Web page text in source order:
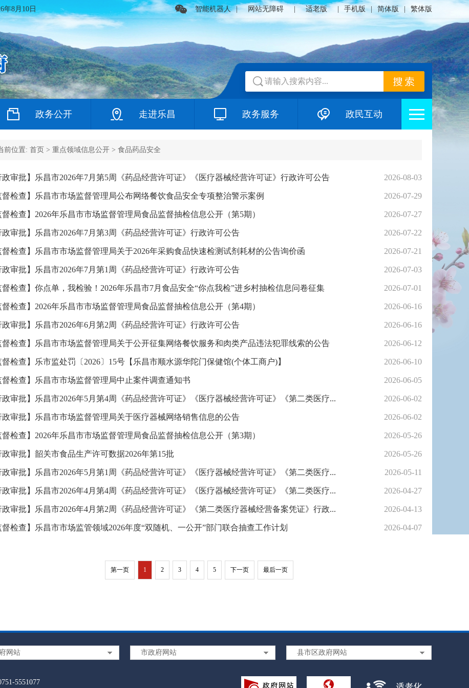
年8月10日 智能机器人 | 网站无障碍 适老版 手机版 简体版 繁体版
政务公开 走进乐昌 政务服务 政民互动
前位置: 首页 > 重点领域信息公开 > 食品药品安全
2026-08-03
政审批】乐昌市2026年7月第5周《药品经营许可证》《医疗器械经营许可证》行政许可公告
2026-07-29
督检查】乐昌市市场监督管理局公布网络餐饮食品安全专项整治警示案例
2026-07-27
督检查】2026年乐昌市市场监督管理局食品监督抽检信息公开（第5期）
2026-07-22
政审批】乐昌市2026年7月第3周《药品经营许可证》行政许可公告
2026-07-21
督检查】乐昌市市场监督管理局关于2026年采购食品快速检测试剂耗材的公告询价函
2026-07-03
政审批】乐昌市2026年7月第1周《药品经营许可证》行政许可公告
2026-07-01
督检查】你点单，我检验！2026年乐昌市7月食品安全“你点我检”进乡村抽检信息问卷征集
2026-06-16
督检查】2026年乐昌市市场监督管理局食品监督抽检信息公开（第4期）
2026-06-16
政审批】乐昌市2026年6月第2周《药品经营许可证》行政许可公告
2026-06-12
督检查】乐昌市市场监督管理局关于公开征集网络餐饮服务和肉类产品违法犯罪线索的公告
2026-06-10
督检查】乐市监处罚〔2026〕15号【乐昌市顺水源华陀门保健馆(个体工商户)】
2026-06-05
督检查】乐昌市市场监督管理局中止案件调查通知书
2026-06-02
政审批】乐昌市2026年5月第4周《药品经营许可证》《医疗器械经营许可证》《第二类医疗...
2026-06-02
政审批】乐昌市市场监督管理局关于医疗器械网络销售信息的公告
2026-05-26
督检查】2026年乐昌市市场监督管理局食品监督抽检信息公开（第3期）
2026-05-26
政审批】韶关市食品生产许可数据2026年第15批
2026-05-11
政审批】乐昌市2026年5月第1周《药品经营许可证》《医疗器械经营许可证》《第二类医疗...
2026-04-27
政审批】乐昌市2026年4月第4周《药品经营许可证》《医疗器械经营许可证》《第二类医疗...
2026-04-13
政审批】乐昌市2026年4月第2周《药品经营许可证》《第二类医疗器械经营备案凭证》行政...
2026-04-07
督检查】乐昌市市场监管领域2026年度“双随机、一公开”部门联合抽查工作计划
第一页 1 2 3 4 5 下一页 最后一页
网站 市政府网站 县市区政府网站
5551077